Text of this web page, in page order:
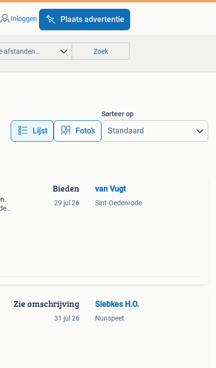
Inloggen Plaats advertentie
afstanden… Zoek
Lijst Foto’s
Sorteer op
Bieden
29 jul 26
van Vugt
Sint-Oedenrode
Zie omschrijving
31 jul 26
Siebkes H.O.
Nunspeet